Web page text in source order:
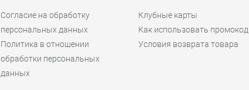
Согласие на обработку
персональных данных
Политика в отношении
обработки персональных
данных
Клубные карты
Как использовать промокод
Условия возврата товара